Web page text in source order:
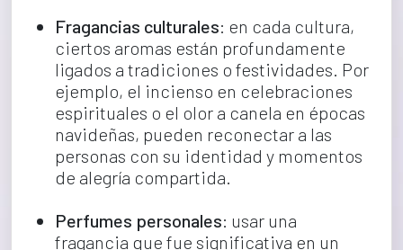
Fragancias culturales: en cada cultura,
ciertos aromas están profundamente
ligados a tradiciones o festividades. Por
ejemplo, el incienso en celebraciones
espirituales o el olor a canela en épocas
navideñas, pueden reconectar a las
personas con su identidad y momentos
de alegría compartida.
Perfumes personales: usar una
fragancia que fue significativa en un